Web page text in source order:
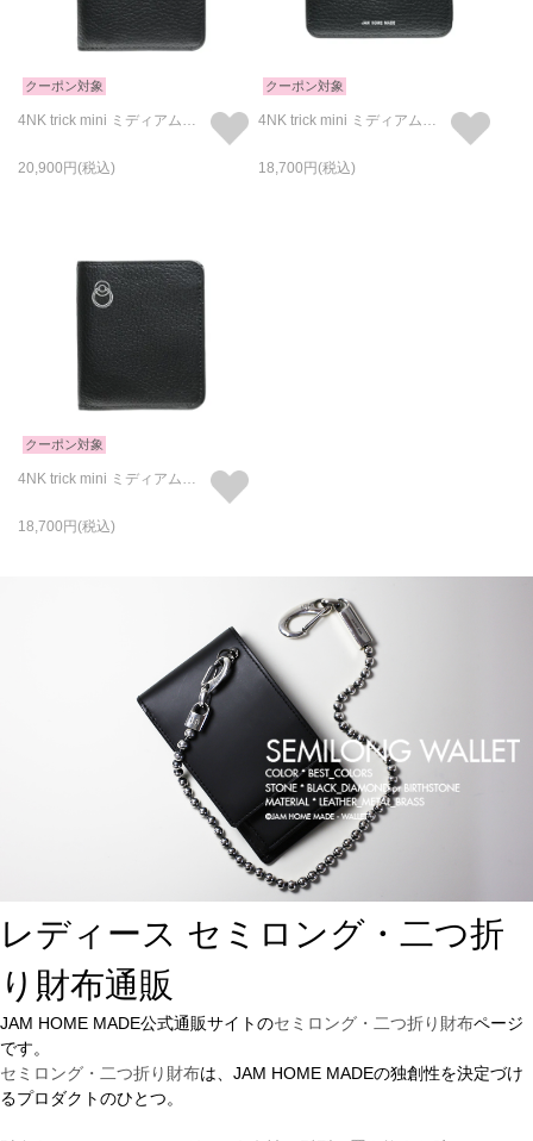
クーポン対象
4NK trick mini ミディアムウォレット キャッシュレス対応のお財布 /二つ折り/アイレット
20,900
クーポン対象
4NK trick mini ミディアムウォレット キャッシュレス対応のお財布 /二つ折り/ロゴプリント
18,700
クーポン対象
4NK trick mini ミディアムウォレット キャッシュレス対応のお財布 /二つ折り/アイレットプリント
18,700
レディース セミロング・二つ折
り財布通販
JAM HOME MADE公式通販サイトのセミロング・二つ折り財布ページ
です。
セミロング・二つ折り財布は、JAM HOME MADEの独創性を決定づけ
るプロダクトのひとつ。